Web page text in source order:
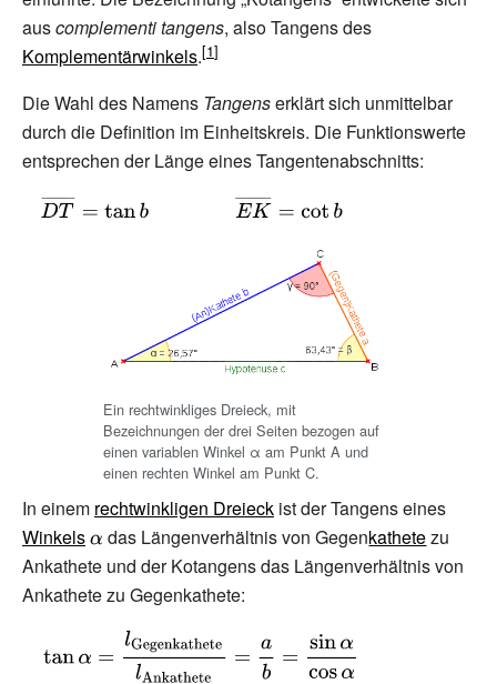
auscomplementi tangens, also Tangens des
Komplementärwinkels.
Die Wahl des Namens Tangenserklärt sich unmittelbar
durch die Definition im Einheitskreis. Die Funktionswerte
entsprechen der Länge eines Tangentenabschnitts:
{\displaystyle
Ein rechtwinkliges Dreieck, mit
Bezeichnungen der drei Seiten bezogen auf
einen variablen Winkel α am Punkt A und
einen rechten Winkel am Punkt C.
In einem rechtwinkligen Dreieck ist der Tangens eines
Winkels{\displaystyle
\alpha }
das Längenverhältnis von Gegenkathetezu
Ankathete und der Kotangens das Längenverhältnis von
Ankathete zu Gegenkathete:
{\displaystyle
{\begin{aligned}\tan \alpha